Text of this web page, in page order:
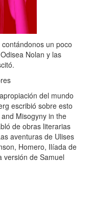
un poco
Nolan y las
del mundo
escribió sobre esto
Misogyny in the
de obras literarias
aventuras de Ulises
Homero, Ilíada de
versión de Samuel